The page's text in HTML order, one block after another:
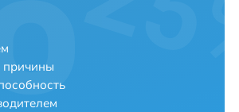
причины